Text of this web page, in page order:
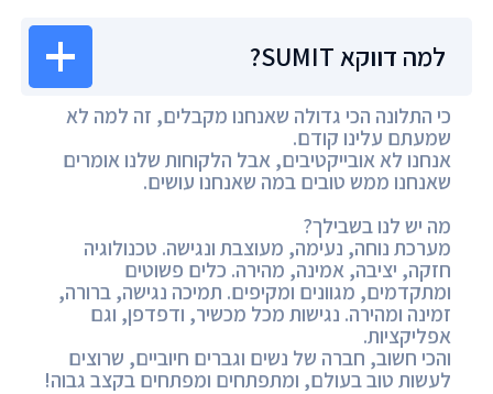
למה דווקא SUMIT?
כי התלונה הכי גדולה שאנחנו מקבלים, זה למה לא
שמעתם עלינו קודם.
אנחנו לא אובייקטיבים, אבל הלקוחות שלנו אומרים
שאנחנו ממש טובים במה שאנחנו עושים.
מה יש לנו בשבילך?
מערכת נוחה, נעימה, מעוצבת ונגישה. טכנולוגיה
חזקה, יציבה, אמינה, מהירה. כלים פשוטים
ומתקדמים, מגוונים ומקיפים. תמיכה נגישה, ברורה,
זמינה ומהירה. נגישות מכל מכשיר, ודפדפן, וגם
אפליקציות.
והכי חשוב, חברה של נשים וגברים חיוביים, שרוצים
לעשות טוב בעולם, ומתפתחים ומפתחים בקצב גבוה!